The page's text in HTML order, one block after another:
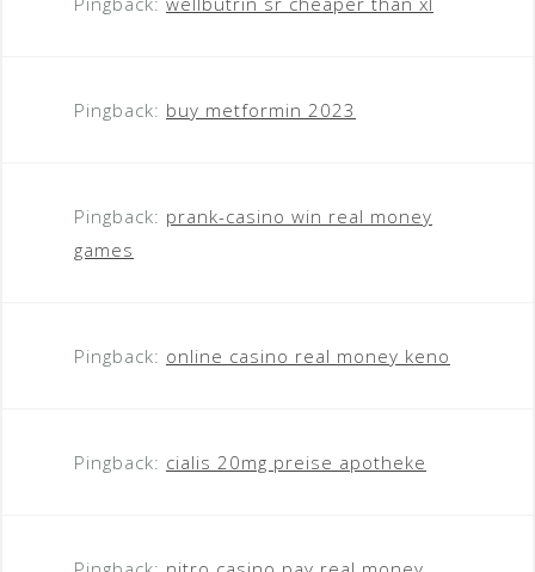
Pingback: buy metformin 2023
Pingback: prank-casino win real money
games
Pingback: online casino real money keno
Pingback: cialis 20mg preise apotheke